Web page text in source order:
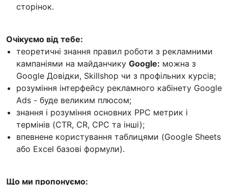
сторінок.
Очікуємо від тебе:
теоретичні знання правил роботи з рекламними
кампаніями на майданчику Google: можна з
Google Довідки, Skillshop чи з профільних курсів;
розуміння інтерфейсу рекламного кабінету Google
Ads - буде великим плюсом;
знання і розуміння основних РРС метрик і
термінів (CTR, CR, CPC та інші);
впевнене користування таблицями (Google Sheets
або Excel базові формули).
Що ми пропонуємо: